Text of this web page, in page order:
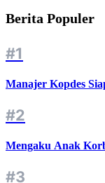
Berita Populer
#1
Manajer Kopdes
#2
Mengaku Anak
#3